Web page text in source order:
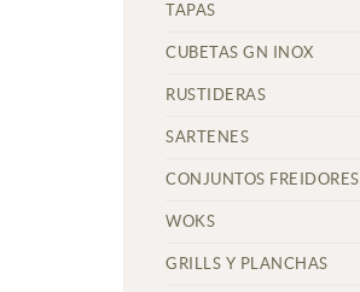
TAPAS
CUBETAS GN INOX
RUSTIDERAS
SARTENES
CONJUNTOS FREIDORES
WOKS
GRILLS Y PLANCHAS